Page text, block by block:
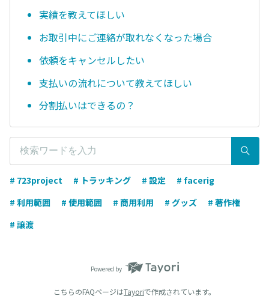
実績を教えてほしい
お取引中にご連絡が取れなくなった場合
依頼をキャンセルしたい
支払いの流れについて教えてほしい
分割払いはできるの？
# 723project # トラッキング # 設定
# facerig
# 利用範囲
# 使用範囲 # 商用利用 # グッズ
# 著作権
# 譲渡
Powered by
こちらのFAQページはTayoriで作成されています。